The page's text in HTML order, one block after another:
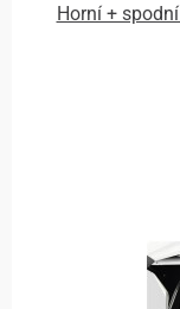
Horní +